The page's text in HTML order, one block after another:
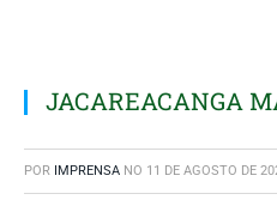
JACAREACANGA
POR IMPRENSA NO 11 DE AGOSTO DE